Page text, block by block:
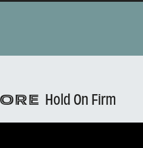
Hold On Firm